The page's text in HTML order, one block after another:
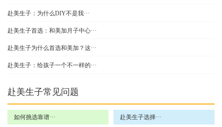
赴美生子：为什么DIY不是我···
赴美生子首选：和美加月子中心···
赴美生子为什么首选和美加？这···
赴美生子：给孩子一个不一样的···
赴美生子常见问题
如何挑选靠谱··· 赴美生子选择···